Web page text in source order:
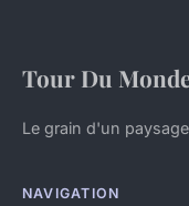
Tour Du
Le grain d'un
NAVIGATION